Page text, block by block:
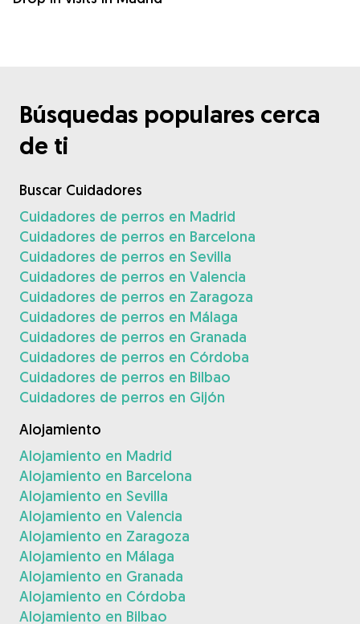
Búsquedas populares cerca
de ti
Buscar Cuidadores
Cuidadores de perros en Madrid
Cuidadores de perros en Barcelona
Cuidadores de perros en Sevilla
Cuidadores de perros en Valencia
Cuidadores de perros en Zaragoza
Cuidadores de perros en Málaga
Cuidadores de perros en Granada
Cuidadores de perros en Córdoba
Cuidadores de perros en Bilbao
Cuidadores de perros en Gijón
Alojamiento
Alojamiento en Madrid
Alojamiento en Barcelona
Alojamiento en Sevilla
Alojamiento en Valencia
Alojamiento en Zaragoza
Alojamiento en Málaga
Alojamiento en Granada
Alojamiento en Córdoba
Alojamiento en Bilbao